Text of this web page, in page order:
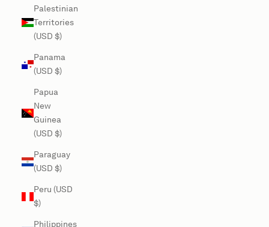
Palestinian
Territories
(USD $)
Panama
(USD $)
Papua
New
Guinea
(USD $)
Paraguay
(USD $)
Peru (USD
$)
Philippines